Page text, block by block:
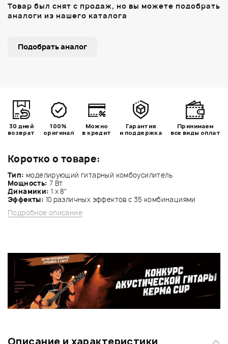
Коротко о товаре:
Тип: моделирующий гитарный комбоусилитель
Мощность: 7 Вт
Динамики: 1 х 8"
Эффекты: 10 различных эффектов с 35 комбинациями
Подробное описание
Товар был снят с продаж, но вы можете подобрать
аналоги из нашего каталога
Подобрать аналог
30 дней
возврат
100%
оригинал
Можно
в кредит
Гарантия
и поддержка
Принимаем
все виды оплат